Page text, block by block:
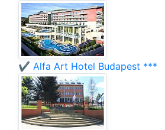
✔️ Alfa Art Hotel Budapest ***